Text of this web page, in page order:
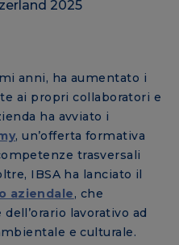
anni, ha aumentato i
ai propri collaboratori e
ha avviato i
, un’offerta formativa
trasversali
IBSA ha lanciato il
aziendale, che
lavorativo ad
e culturale.